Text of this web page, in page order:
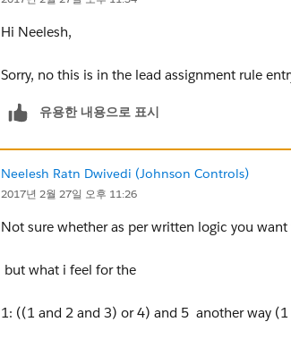
Hi Neelesh,
Sorry, no this is in the lead assignment rule
유용한 내용으로 표시
Neelesh Ratn Dwivedi (Johnson Controls)
2017년 2월 27일 오후 11:26
Not sure whether as per written logic you
but what i feel for the
1: ((1 and 2 and 3) or 4) and 5 another way